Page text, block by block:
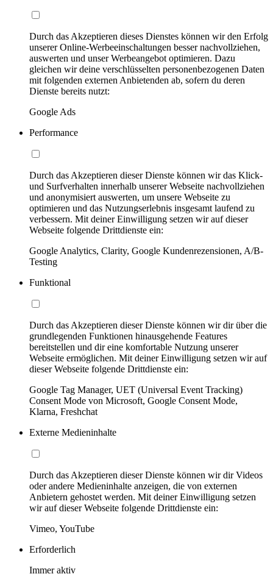
Durch das Akzeptieren dieses Dienstes können wir den Erfolg
unserer Online-Werbeeinschaltungen besser nachvollziehen,
auswerten und unser Werbeangebot optimieren. Dazu
gleichen wir deine verschlüsselten personenbezogenen Daten
mit folgenden externen Anbietenden ab, sofern du deren
Dienste bereits nutzt:
Google Ads
Performance
Durch das Akzeptieren dieser Dienste können wir das Klick-
und Surfverhalten innerhalb unserer Webseite nachvollziehen
und anonymisiert auswerten, um unsere Webseite zu
optimieren und das Nutzungserlebnis insgesamt laufend zu
verbessern. Mit deiner Einwilligung setzen wir auf dieser
Webseite folgende Drittdienste ein:
Google Analytics, Clarity, Google Kundenrezensionen, A/B-
Testing
Funktional
Durch das Akzeptieren dieser Dienste können wir dir über die
grundlegenden Funktionen hinausgehende Features
bereitstellen und dir eine komfortable Nutzung unserer
Webseite ermöglichen. Mit deiner Einwilligung setzen wir auf
dieser Webseite folgende Drittdienste ein:
Google Tag Manager, UET (Universal Event Tracking)
Consent Mode von Microsoft, Google Consent Mode,
Klarna, Freshchat
Externe Medieninhalte
Durch das Akzeptieren dieser Dienste können wir dir Videos
oder andere Medieninhalte anzeigen, die von externen
Anbietern gehostet werden. Mit deiner Einwilligung setzen
wir auf dieser Webseite folgende Drittdienste ein:
Vimeo, YouTube
Erforderlich
Immer aktiv